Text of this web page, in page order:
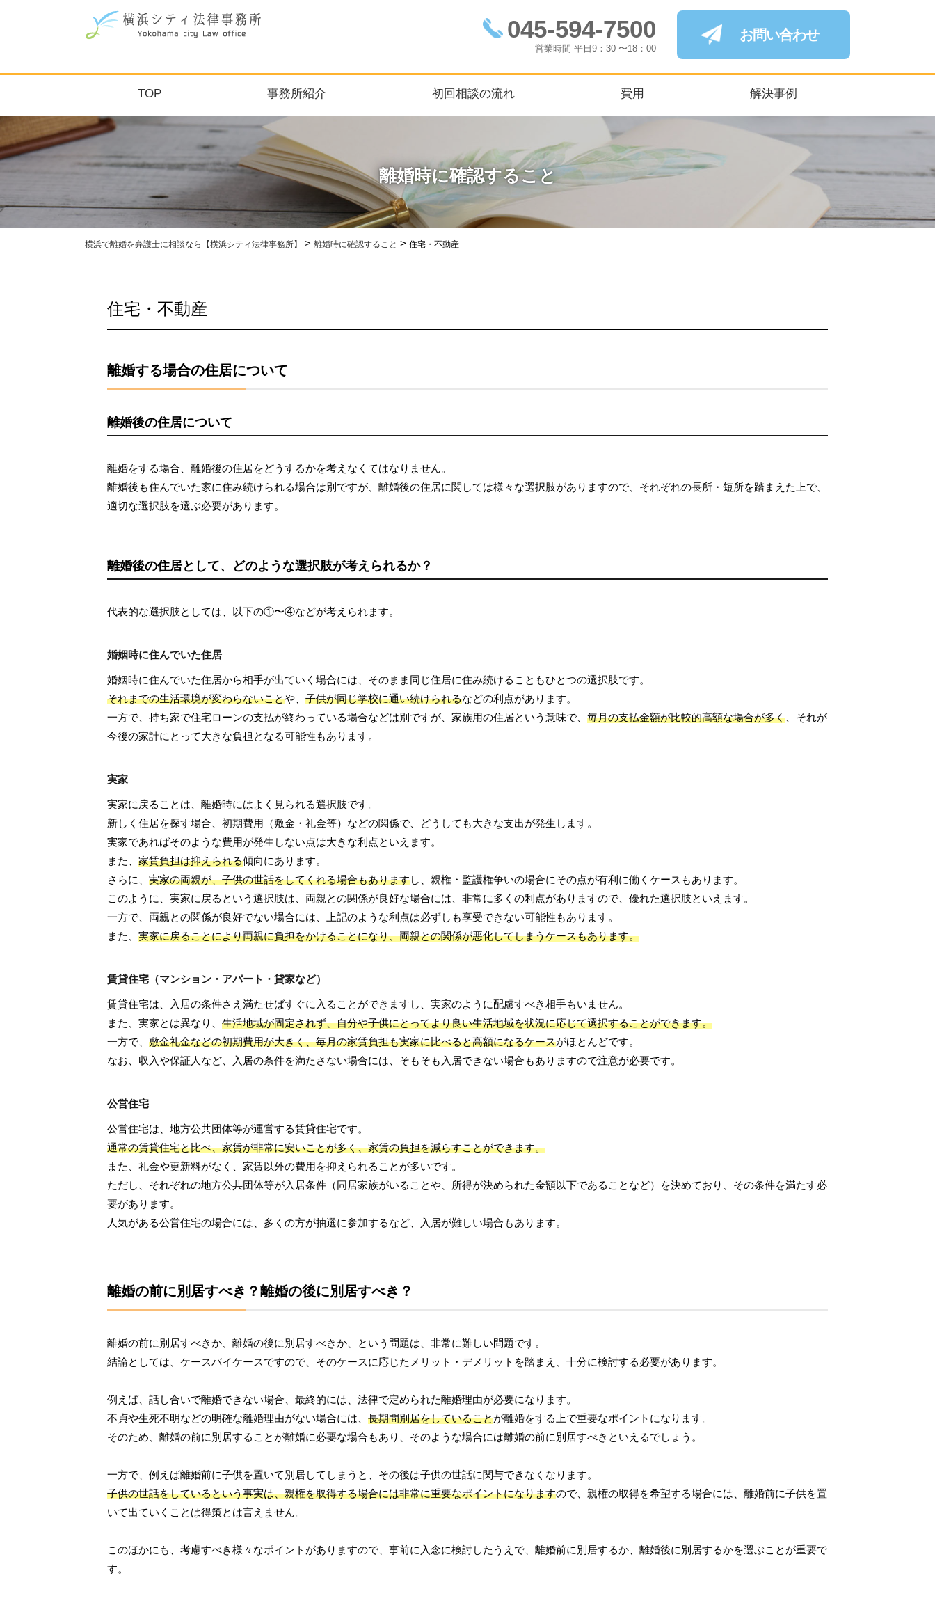
045-594-7500
営業時間 平日9：30 〜18：00
お問い合わせ
TOP 事務所紹介 初回相談の流れ 費用 解決事例
離婚時に確認すること
横浜で離婚を弁護士に相談なら【横浜シティ法律事務所】 > 離婚時に確認すること > 住宅・不動産
住宅・不動産
離婚する場合の住居について
離婚後の住居について
離婚をする場合、離婚後の住居をどうするかを考えなくてはなりません。
離婚後も住んでいた家に住み続けられる場合は別ですが、離婚後の住居に関しては様々な選択肢がありますので、それぞれの長所・短所を踏まえた上で、
適切な選択肢を選ぶ必要があります。
離婚後の住居として、どのような選択肢が考えられるか？
代表的な選択肢としては、以下の①〜④などが考えられます。
婚姻時に住んでいた住居
婚姻時に住んでいた住居から相手が出ていく場合には、そのまま同じ住居に住み続けることもひとつの選択肢です。
それまでの生活環境が変わらないことや、 子供が同じ学校に通い続けられるなどの利点があります。
一方で、持ち家で住宅ローンの支払が終わっている場合などは別ですが、家族用の住居という意味で、 毎月の支払金額が比較的高額な場合が多く 、それが
今後の家計にとって大きな負担となる可能性もあります。
実家
実家に戻ることは、離婚時にはよく見られる選択肢です。
新しく住居を探す場合、初期費用（敷金・礼金等）などの関係で、どうしても大きな支出が発生します。
実家であればそのような費用が発生しない点は大きな利点といえます。
また、 家賃負担は抑えられる傾向にあります。
さらに、 実家の両親が、子供の世話をしてくれる場合もありますし、親権・監護権争いの場合にその点が有利に働くケースもあります。
このように、実家に戻るという選択肢は、両親との関係が良好な場合には、非常に多くの利点がありますので、優れた選択肢といえます。
一方で、両親との関係が良好でない場合には、上記のような利点は必ずしも享受できない可能性もあります。
また、 実家に戻ることにより両親に負担をかけることになり、両親との関係が悪化してしまうケースもあります。
賃貸住宅（マンション・アパート・貸家など）
賃貸住宅は、入居の条件さえ満たせばすぐに入ることができますし、実家のように配慮すべき相手もいません。
また、実家とは異なり、 生活地域が固定されず、自分や子供にとってより良い生活地域を状況に応じて選択することができます。
一方で、 敷金礼金などの初期費用が大きく、毎月の家賃負担も実家に比べると高額になるケースがほとんどです。
なお、収入や保証人など、入居の条件を満たさない場合には、そもそも入居できない場合もありますので注意が必要です。
公営住宅
公営住宅は、地方公共団体等が運営する賃貸住宅です。
通常の賃貸住宅と比べ、家賃が非常に安いことが多く、家賃の負担を減らすことができます。
また、礼金や更新料がなく、家賃以外の費用を抑えられることが多いです。
ただし、それぞれの地方公共団体等が入居条件（同居家族がいることや、所得が決められた金額以下であることなど）を決めており、その条件を満たす必
要があります。
人気がある公営住宅の場合には、多くの方が抽選に参加するなど、入居が難しい場合もあります。
離婚の前に別居すべき？離婚の後に別居すべき？
離婚の前に別居すべきか、離婚の後に別居すべきか、という問題は、非常に難しい問題です。
結論としては、ケースバイケースですので、そのケースに応じたメリット・デメリットを踏まえ、十分に検討する必要があります。
例えば、話し合いで離婚できない場合、最終的には、法律で定められた離婚理由が必要になります。
不貞や生死不明などの明確な離婚理由がない場合には、 長期間別居をしていることが離婚をする上で重要なポイントになります。
そのため、離婚の前に別居することが離婚に必要な場合もあり、そのような場合には離婚の前に別居すべきといえるでしょう。
一方で、例えば離婚前に子供を置いて別居してしまうと、その後は子供の世話に関与できなくなります。
子供の世話をしているという事実は、親権を取得する場合には非常に重要なポイントになりますので、親権の取得を希望する場合には、離婚前に子供を置
いて出ていくことは得策とは言えません。
このほかにも、考慮すべき様々なポイントがありますので、事前に入念に検討したうえで、離婚前に別居するか、離婚後に別居するかを選ぶことが重要で
す。